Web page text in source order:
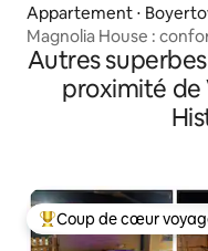
Appartement ⋅
Magnolia House :
chambre
Autres
proximité de
Coups de cœur
Coup de cœur